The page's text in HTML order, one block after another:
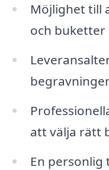
Möjlighet till
och buketter
att välja rätt
En personlig